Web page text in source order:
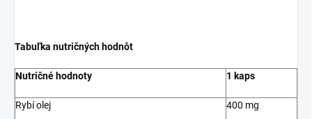
Tabuľka nutričných hodnôt
Nutričné hodnoty 1 kaps
Rybí olej 400 mg